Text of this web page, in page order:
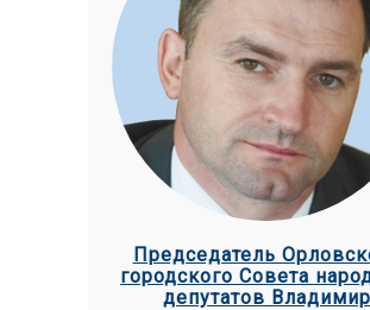
Председатель
городского Совета
депутатов Владимир